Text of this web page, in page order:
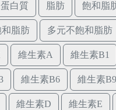
蛋白質 脂肪 飽和脂
脂肪 多元不飽和脂肪
維生素A 維生素B1
維生素B6 維生素B9
維生素D 維生素E